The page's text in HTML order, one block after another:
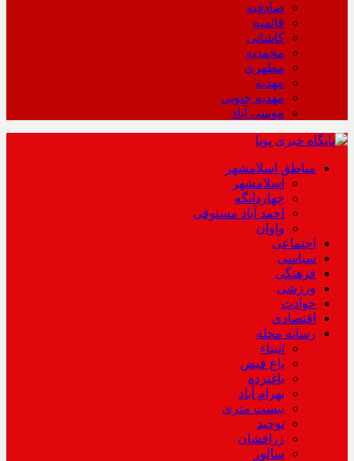
صادقیه
قائمیه
کاشانی
محمدیه
مطهری
مهدیه
مهدیه جنوبی
موسی آباد
مناطق اسلامشهر
اسلامشهر
چهاردانگه
احمد آباد مستوفی
واوان
اجتماعی
سیاسی
فرهنگی
ورزشی
حوادث
اقتصادی
رسانه محله
انبیاء
باغ فیض
باغنرده
بهرام آباد
بیست متری
توحید
زرافشان
سالور